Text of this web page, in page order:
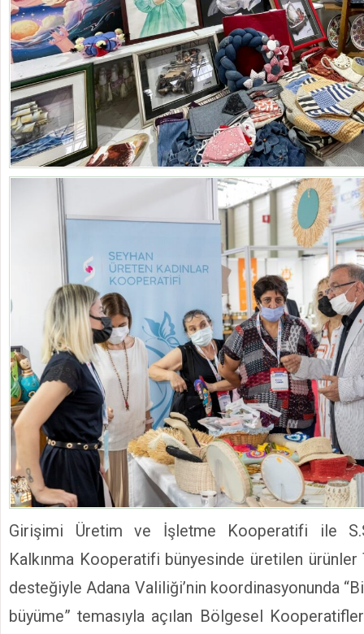
Girişimi Üretim ve İşletme Kooperatifi ile
Kalkınma Kooperatifi bünyesinde üretilen ürünler
desteğiyle Adana Valiliği’nin koordinasyonunda
büyüme” temasıyla açılan Bölgesel